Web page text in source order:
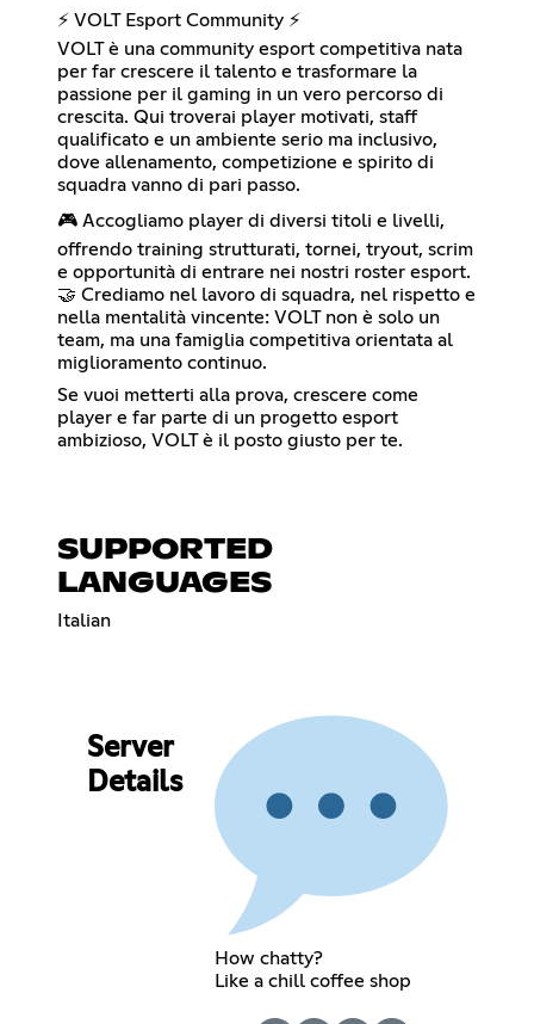
⚡ VOLT Esport Community ⚡
VOLT è una community esport competitiva nata
per far crescere il talento e trasformare la
passione per il gaming in un vero percorso di
crescita. Qui troverai player motivati, staff
qualificato e un ambiente serio ma inclusivo,
dove allenamento, competizione e spirito di
squadra vanno di pari passo.
🎮 Accogliamo player di diversi titoli e livelli,
offrendo training strutturati, tornei, tryout, scrim
e opportunità di entrare nei nostri roster esport.
🤝 Crediamo nel lavoro di squadra, nel rispetto e
nella mentalità vincente: VOLT non è solo un
team, ma una famiglia competitiva orientata al
miglioramento continuo.
Se vuoi metterti alla prova, crescere come
player e far parte di un progetto esport
ambizioso, VOLT è il posto giusto per te.
SUPPORTED
LANGUAGES
Italian
Server
Details
How chatty?
Like a chill coffee shop